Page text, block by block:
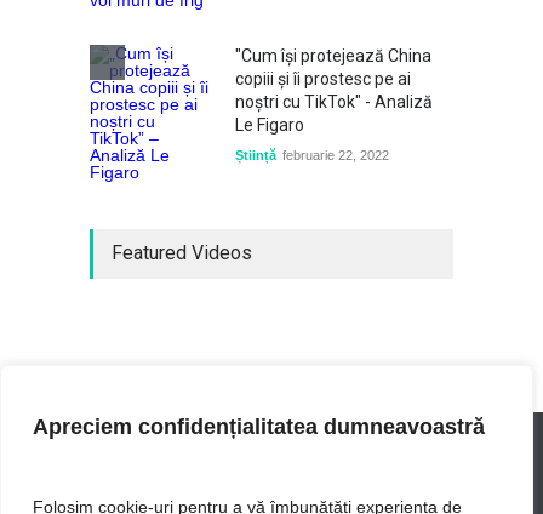
Apreciem confidențialitatea dumneavoastră
Folosim cookie-uri pentru a vă îmbunătăți experiența de
"Cum își protejează China
copiii și îi prostesc pe ai
noștri cu TikTok" - Analiză
Le Figaro
Știință februarie 22, 2022
Featured Videos